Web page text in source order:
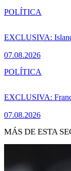
EXCLUSIVA:
07.08.2026
POLÍTICA
EXCLUSIVA:
07.08.2026
POLÍTICA
MÁS DE ESTA